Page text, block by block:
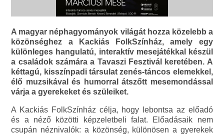
A magyar néphagyományok világát hozza közelebb a
közönséghez a Kackiás FolkSzínház, amely egy
különleges hangulatú, interaktív mesejátékkal készül
a családok számára a Tavaszi Fesztivál keretében. A
kéttagú, kisszínpadi társulat zenés-táncos elemekkel,
élő muzsikával és humorral átszőtt mesemondással
várja a gyerekeket és szüleiket.
A Kackiás FolkSzínház célja, hogy lebontsa az előadó
és a néző közötti képzeletbeli falat. Előadásaik nem
csupán néznivalók: a közönség, különösen a gyerekek